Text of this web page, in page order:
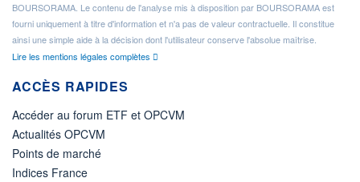
BOURSORAMA. Le contenu de l'analyse mis à disposition par BOURSORAMA est
fourni uniquement à titre d'information et n'a pas de valeur contractuelle. Il constitue
ainsi une simple aide à la décision dont l'utilisateur conserve l'absolue maîtrise.
Lire les mentions légales complètes
ACCÈS RAPIDES
Accéder au forum ETF et OPCVM
Actualités OPCVM
Points de marché
Indices France